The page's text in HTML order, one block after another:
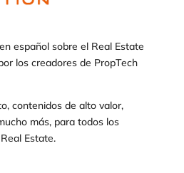
español sobre el Real Estate
los creadores de PropTech
contenidos de alto valor,
más, para todos los
Estate.